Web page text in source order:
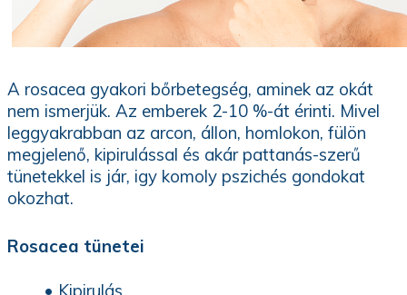
A rosacea gyakori bőrbetegség, aminek az okát
nem ismerjük. Az emberek 2-10 %-át érinti. Mivel
leggyakrabban az arcon, állon, homlokon, fülön
megjelenő, kipirulással és akár pattanás-szerű
tünetekkel is jár, igy komoly pszichés gondokat
okozhat.
Rosacea tünetei